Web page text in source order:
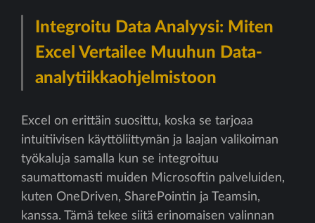
Integroitu Data Analyysi: Miten
Excel Vertailee Muuhun Data-
analytiikkaohjelmistoon
Excel on erittäin suosittu, koska se tarjoaa
intuitiivisen käyttöliittymän ja laajan valikoiman
työkaluja samalla kun se integroituu
saumattomasti muiden Microsoftin palveluiden,
kuten OneDriven, SharePointin ja Teamsin,
kanssa. Tämä tekee siitä erinomaisen valinnan